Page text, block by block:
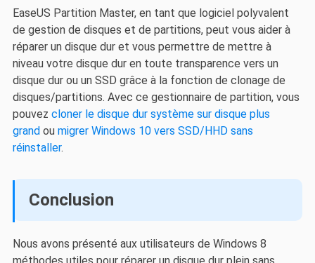
EaseUS Partition Master, en tant que logiciel polyvalent
de gestion de disques et de partitions, peut vous aider à
réparer un disque dur et vous permettre de mettre à
niveau votre disque dur en toute transparence vers un
disque dur ou un SSD grâce à la fonction de clonage de
disques/partitions. Avec ce gestionnaire de partition, vous
pouvez cloner le disque dur système sur disque plus
grandou migrer Windows 10 vers SSD/HHD sans
réinstaller.
Conclusion
Nous avons présenté aux utilisateurs de Windows 8